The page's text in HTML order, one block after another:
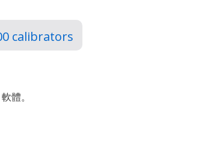
calibrators
體。